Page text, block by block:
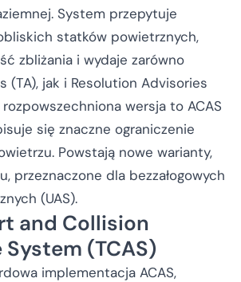
System przepytuje
statków powietrznych,
zbliżania i wydaje zarówno
(TA), jak i Resolution Advisories
rozpowszechniona wersja to ACAS
się znaczne ograniczenie
Powstają nowe warianty,
przeznaczone dla bezzałogowych
(UAS).
and Collision
(TCAS)
implementacja ACAS,